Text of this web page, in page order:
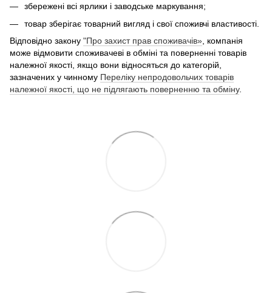
збережені всі ярлики і заводське маркування;
товар зберігає товарний вигляд і свої споживчі властивості.
Відповідно закону "Про захист прав споживачів» , компанія
може відмовити споживачеві в обміні та поверненні товарів
належної якості, якщо вони відносяться до категорій,
зазначених у чинному Переліку непродовольчих товарів
належної якості, що не підлягають поверненню та обміну.